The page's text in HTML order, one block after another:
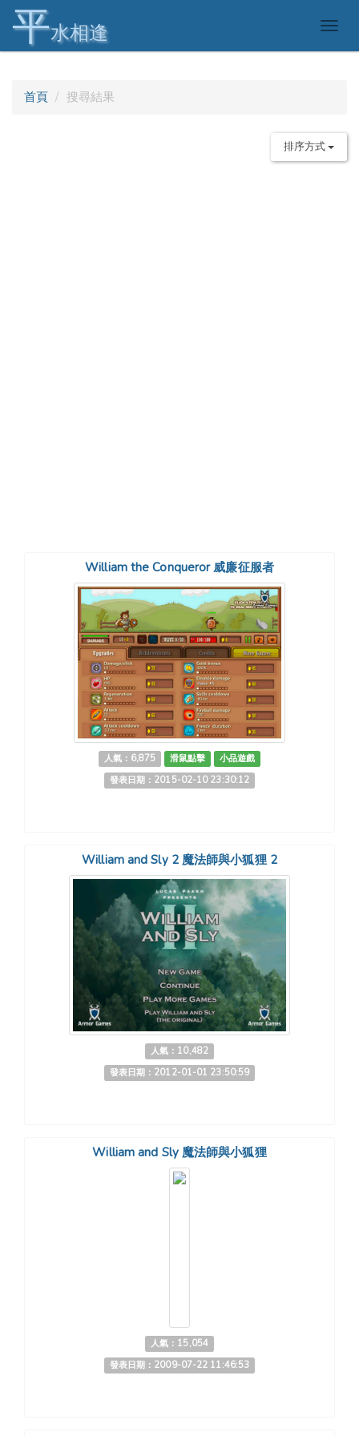
平水相逢
首頁 搜尋結果
排序方式
William the Conqueror 威廉征服者
人氣：6,875 滑鼠點擊
小品遊戲
發表日期：2015-02-10 23:30:12
William and Sly 2 魔法師與小狐狸 2
人氣：10,482
發表日期：2012-01-01 23:50:59
William and Sly 魔法師與小狐狸
人氣：15,054
發表日期：2009-07-22 11:46:53